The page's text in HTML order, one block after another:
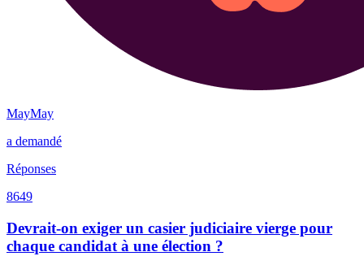
MayMay
a demandé
Réponses
8649
Devrait-on exiger un casier judiciaire vierge pour
chaque candidat à une élection ?